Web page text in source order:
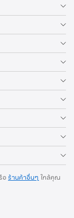
อ ร้านค้าอื่นๆ ใกล้คุณ